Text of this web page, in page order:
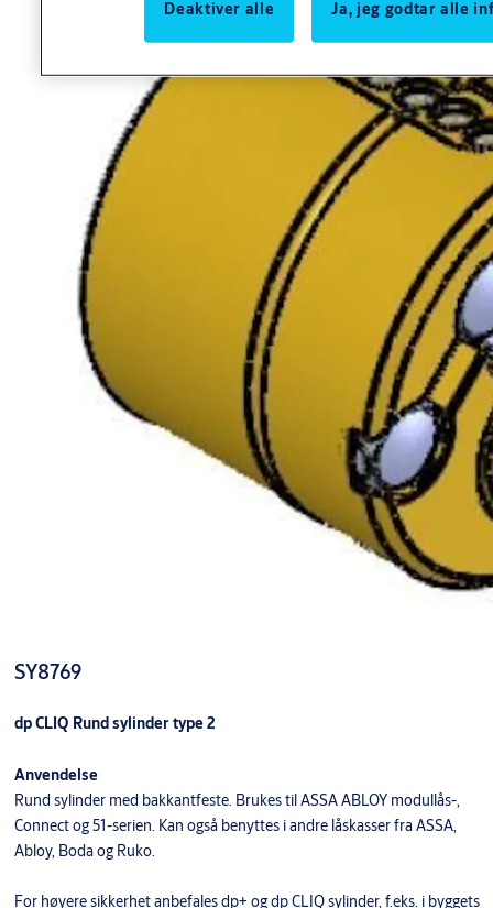
SY8769
dp CLIQ Rund sylinder type 2
Anvendelse
Rund sylinder med bakkantfeste. Brukes til ASSA ABLOY modullås-,
Connect og 51-serien. Kan også benyttes i andre låskasser fra ASSA,
Abloy, Boda og Ruko.
For høyere sikkerhet anbefales dp+ og dp CLIQ sylinder, f.eks. i byggets
Deaktiver alle Ja, jeg godtar alle